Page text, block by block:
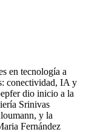
en tecnología a
conectividad, IA y
dio inicio a la
Srinivas
y la
Fernández